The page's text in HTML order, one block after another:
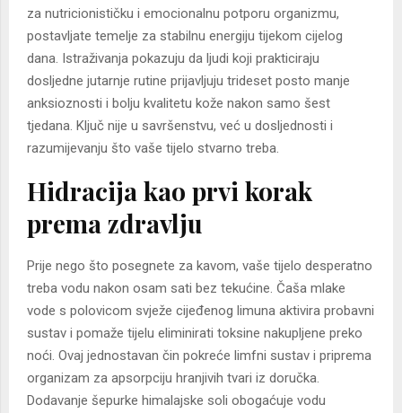
za nutricionističku i emocionalnu potporu organizmu,
postavljate temelje za stabilnu energiju tijekom cijelog
dana. Istraživanja pokazuju da ljudi koji prakticiraju
dosljedne jutarnje rutine prijavljuju trideset posto manje
anksioznosti i bolju kvalitetu kože nakon samo šest
tjedana. Ključ nije u savršenstvu, već u dosljednosti i
razumijevanju što vaše tijelo stvarno treba.
Hidracija kao prvi korak
prema zdravlju
Prije nego što posegnete za kavom, vaše tijelo desperatno
treba vodu nakon osam sati bez tekućine. Čaša mlake
vode s polovicom svježe cijeđenog limuna aktivira probavni
sustav i pomaže tijelu eliminirati toksine nakupljene preko
noći. Ovaj jednostavan čin pokreće limfni sustav i priprema
organizam za apsorpciju hranjivih tvari iz doručka.
Dodavanje šepurke himalajske soli obogaćuje vodu